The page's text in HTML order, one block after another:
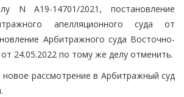
N А19-14701/2021, постановление
апелляционного суда от
Арбитражного суда Восточно-
24.05.2022 по тому же делу отменить.
рассмотрение в Арбитражный суд